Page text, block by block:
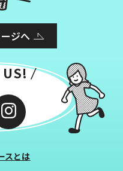
ジへ
スとは